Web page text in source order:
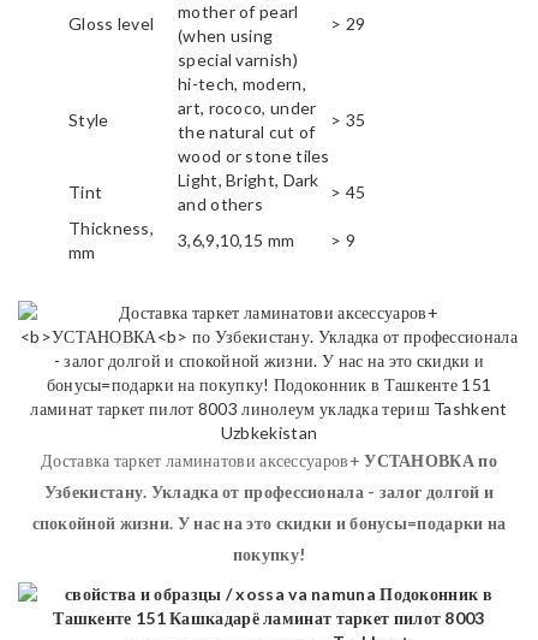
Gloss level
mother of pearl
(when using
special varnish)
> 29
Style
hi-tech, modern,
art, rococo, under
the natural cut of
wood or stone tiles
> 35
Tint
Light, Bright, Dark
and others
> 45
Thickness,
mm
3,6,9,10,15 mm > 9
Доставка таркет ламинатови аксессуаров+УСТАНОВКАпо
Узбекистану. Укладка от профессионала - залог долгой и
спокойной жизни. У нас на это скидки и бонусы=подарки на
покупку!